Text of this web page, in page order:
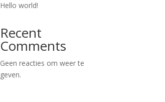
Hello world!
Recent
Comments
Geen reacties om weer te
geven.